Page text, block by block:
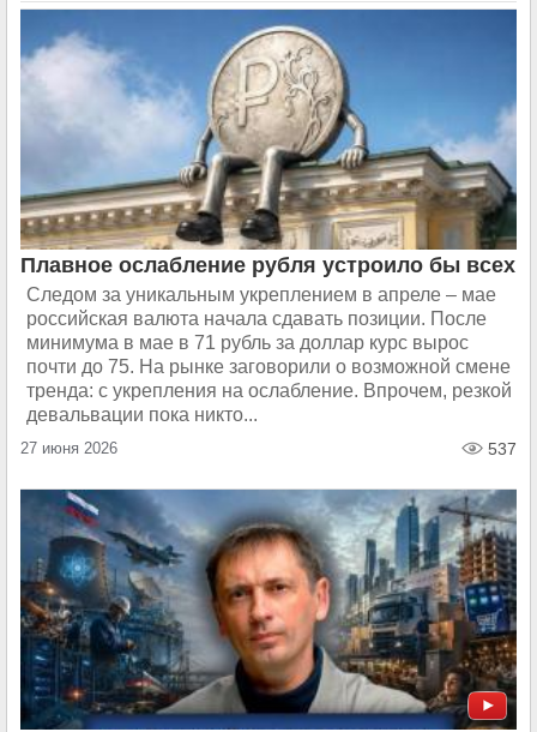
Плавное ослабление рубля устроило бы всех
Следом за уникальным укреплением в апреле – мае
российская валюта начала сдавать позиции. После
минимума в мае в 71 рубль за доллар курс вырос
почти до 75. На рынке заговорили о возможной смене
тренда: с укрепления на ослабление. Впрочем, резкой
девальвации пока никто...
27 июня 2026 537